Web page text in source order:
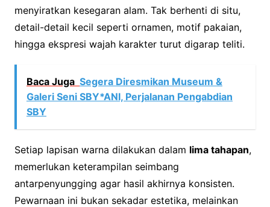
menyiratkan kesegaran alam. Tak berhenti di situ,
detail-detail kecil seperti ornamen, motif pakaian,
hingga ekspresi wajah karakter turut digarap teliti.
Baca Juga Segera Diresmikan Museum &
Galeri Seni SBY*ANI, Perjalanan Pengabdian
SBY
Setiap lapisan warna dilakukan dalam lima tahapan,
memerlukan keterampilan seimbang
antarpenyungging agar hasil akhirnya konsisten.
Pewarnaan ini bukan sekadar estetika, melainkan